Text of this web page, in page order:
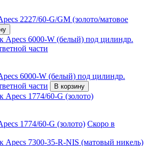
2227/60-G/GM (золото/матовое
6000-W (белый) под цилиндр.
части
В корзину
1774/60-G (золото) Скоро в